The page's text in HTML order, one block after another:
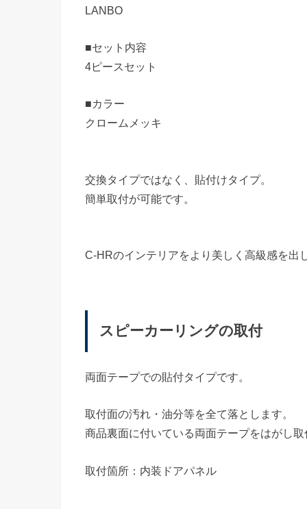
LANBO
■セット内容
4ピースセット
■カラー
クロームメッキ
交換タイプではなく、貼付けタイプ。
簡単取付が可能です。
C-HRのインテリアをより美しく高級感を出
スピーカーリングの取付
両面テープでの貼付タイプです。
取付面の汚れ・油分等を全て落とします。
商品裏面に付いている両面テープをはがし取
取付箇所：内装ドアパネル